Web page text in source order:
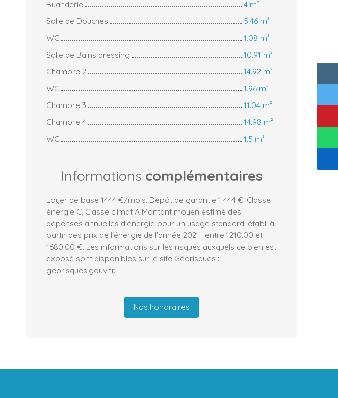
Buanderie
4 m²
Salle de Douches
5.46 m²
WC
1.08 m²
Salle de Bains dressing
10.91 m²
Chambre 2
14.92 m²
WC
1.96 m²
Chambre 3
11.04 m²
Chambre 4
14.98 m²
WC
1.5 m²
Informations complémentaires
Loyer de base 1444 €/mois. Dépôt de garantie 1 444 €. Classe
énergie C, Classe climat A Montant moyen estimé des
dépenses annuelles d'énergie pour un usage standard, établi à
partir des prix de l'énergie de l'année 2021 : entre 1210.00 et
1680.00 €. Les informations sur les risques auxquels ce bien est
exposé sont disponibles sur le site Géorisques :
georisques.gouv.fr.
Nos honoraires